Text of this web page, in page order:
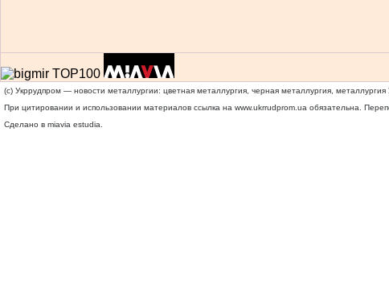
(c) Укррудпром — новости металлургии: цветная металлургия, черная металлургия, металлургия
При цитировании и использовании материалов ссылка на www.ukrrudprom.ua обязательна.
Сделано в miavia estudia.